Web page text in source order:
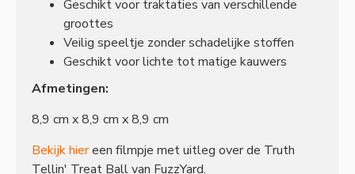
Geschikt voor traktaties van verschillende
groottes
Veilig speeltje zonder schadelijke stoffen
Geschikt voor lichte tot matige kauwers
Afmetingen:
8,9 cm x 8,9 cm x 8,9 cm
Bekijk hiereen filmpje met uitleg over de Truth
Tellin' Treat Ball van FuzzYard.